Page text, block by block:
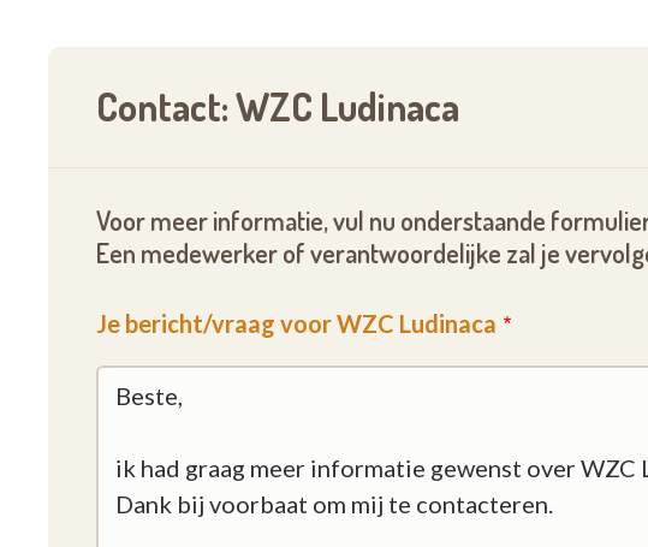
Contact: WZC Ludinaca
Voor meer informatie, vul nu onderstaande
Een medewerker of verantwoordelijke zal je
Je bericht/vraag voor WZC Ludinaca